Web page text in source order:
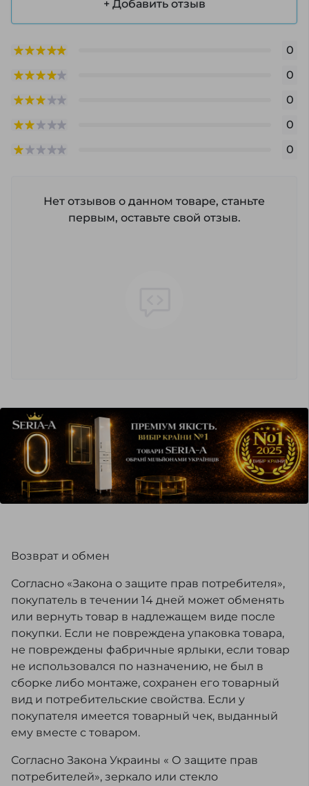
+ Добавить отзыв
0
0
0
0
0
Нет отзывов о данном товаре, станьте
первым, оставьте свой отзыв.
Возврат и обмен
Согласно «Закона о защите прав потребителя»,
покупатель в течении 14 дней может обменять
или вернуть товар в надлежащем виде после
покупки. Если не повреждена упаковка товара,
не повреждены фабричные ярлыки, если товар
не использовался по назначению, не был в
сборке либо монтаже, сохранен его товарный
вид и потребительские свойства. Если у
покупателя имеется товарный чек, выданный
ему вместе с товаром.
Согласно Закона Украины « О защите прав
потребителей», зеркало или стекло